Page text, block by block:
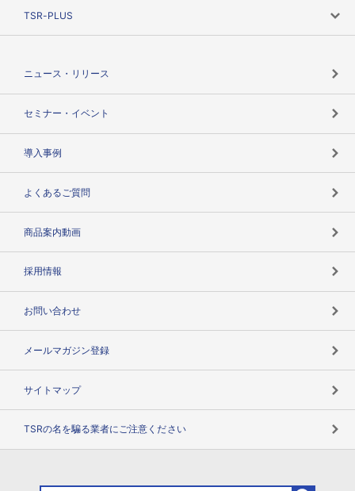
TSR-PLUS
ニュース・リリース
セミナー・イベント
導入事例
よくあるご質問
商品案内動画
採用情報
お問い合わせ
メールマガジン登録
サイトマップ
TSRの名を騙る業者にご注意ください